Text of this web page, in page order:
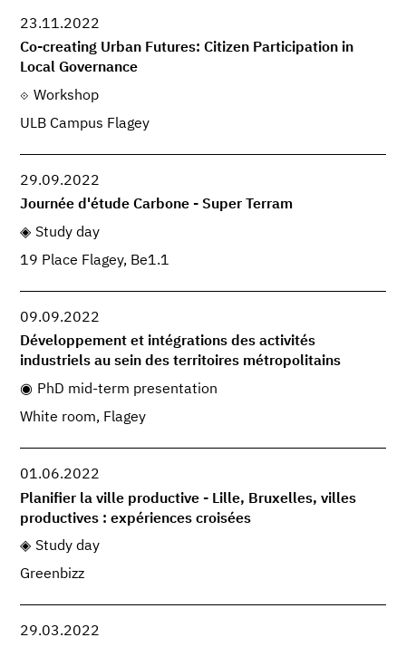
23.11.2022
Co-creating Urban Futures: Citizen Participation in
Local Governance
Workshop
ULB Campus Flagey
29.09.2022
Journée d'étude Carbone - Super Terram
Study day
19 Place Flagey, Be1.1
09.09.2022
Développement et intégrations des activités
industriels au sein des territoires métropolitains
PhD mid-term presentation
White room, Flagey
01.06.2022
Planifier la ville productive - Lille, Bruxelles, villes
productives : expériences croisées
Study day
Greenbizz
29.03.2022